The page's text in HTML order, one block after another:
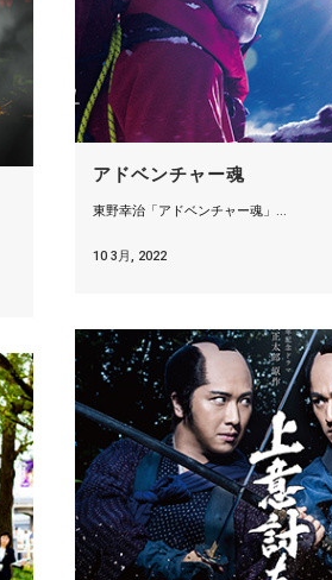
アドベンチャー魂
東野幸治「アドベンチャー魂」...
10 3月, 2022